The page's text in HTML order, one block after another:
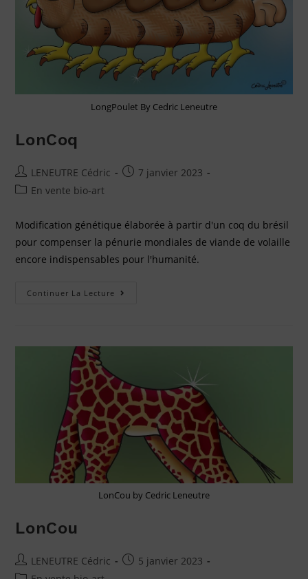
LongPoulet By Cedric Leneutre
LonCoq
LENEUTRE Cédric
7 janvier 2023
En vente bio-art
Modification génétique élaborée à partir d'un coq du brésil
pour compenser la pénurie mondiales de viande de volaille
encore indispensables pour l'humanité.
Continuer La Lecture
LonCou by Cedric Leneutre
LonCou
LENEUTRE Cédric
5 janvier 2023